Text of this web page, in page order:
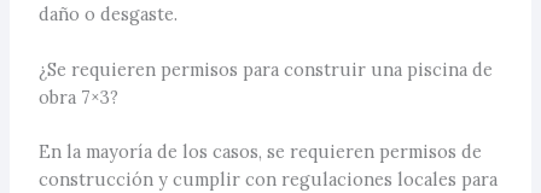
daño o desgaste.
¿Se requieren permisos para construir una piscina de
obra 7×3?
En la mayoría de los casos, se requieren permisos de
construcción y cumplir con regulaciones locales para